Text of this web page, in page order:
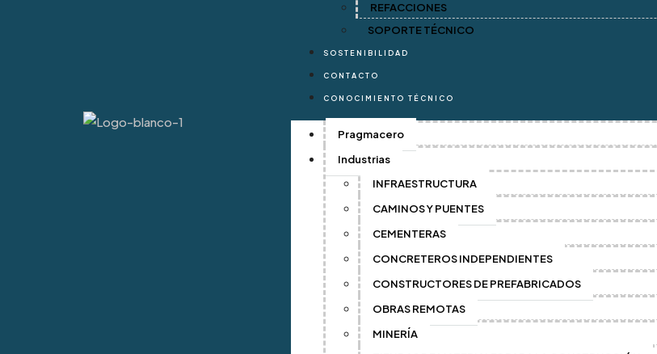
REFACCIONES
SOPORTE TÉCNICO
SOSTENIBILIDAD
CONTACTO
CONOCIMIENTO TÉCNICO
Pragmacero
Industrias
INFRAESTRUCTURA
CAMINOS Y PUENTES
CEMENTERAS
CONCRETEROS INDEPENDIENTES
CONSTRUCTORES DE PREFABRICADOS
OBRAS REMOTAS
MINERÍA
Colector De Polvos
/ Colector de polvos WAM Silotop